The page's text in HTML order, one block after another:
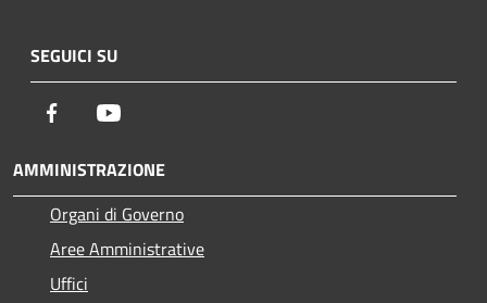
SEGUICI SU
Facebook
AMMINISTRAZIONE
Organi di Governo
Aree Amministrative
Uffici